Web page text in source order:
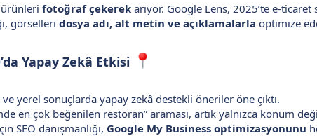
ürünleri fotoğraf çekerek arıyor. Google Lens, 2025’te e-
görselleri dosya adı, alt metin ve açıklamalarla optimize
Yapay Zekâ Etkisi
yerel sonuçlarda yapay zekâ destekli öneriler öne çıktı.
en çok beğenilen restoran” araması, artık yalnızca konum
SEO danışmanlığı, Google My Business optimizasyonunu